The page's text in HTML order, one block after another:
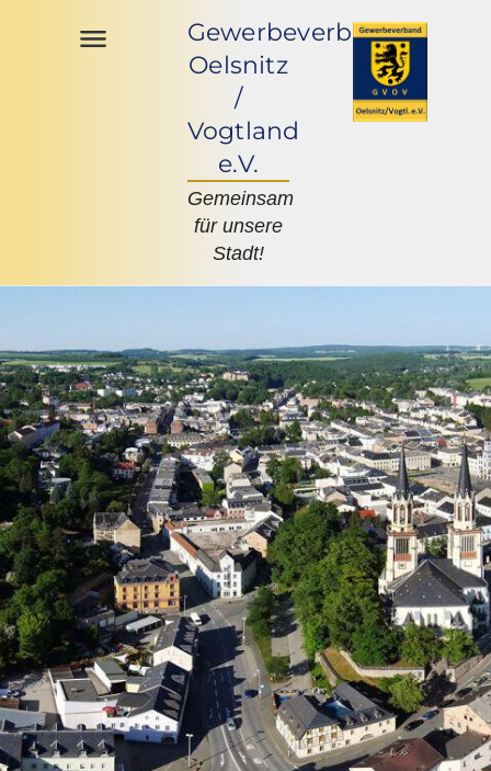
Gewerbeverband
Oelsnitz
/
Vogtland
e.V.
Gemeinsam
für unsere
Stadt!